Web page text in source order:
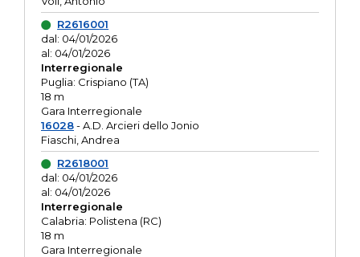
R2616001
dal: 04/01/2026
al: 04/01/2026
Interregionale
Puglia: Crispiano (TA)
18 m
Gara Interregionale
16028- A.D. Arcieri dello Jonio
Fiaschi, Andrea
R2618001
dal: 04/01/2026
al: 04/01/2026
Interregionale
Calabria: Polistena (RC)
18 m
Gara Interregionale